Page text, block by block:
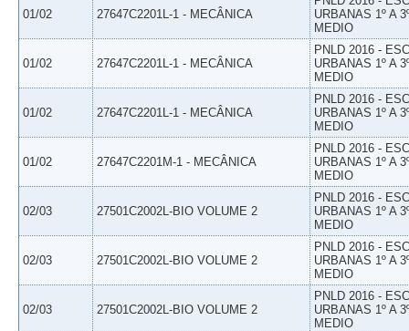
01/02 27647C2201L-1 - MECÂNICA
URBANAS 1º A
MEDIO
01/02 27647C2201L-1 - MECÂNICA
PNLD 2016 -
URBANAS 1º A
MEDIO
01/02 27647C2201L-1 - MECÂNICA
PNLD 2016 -
URBANAS 1º A
MEDIO
01/02 27647C2201M-1 - MECÂNICA
PNLD 2016 -
URBANAS 1º A
MEDIO
02/03 27501C2002L-BIO VOLUME 2
PNLD 2016 -
URBANAS 1º A
MEDIO
02/03 27501C2002L-BIO VOLUME 2
PNLD 2016 -
URBANAS 1º A
MEDIO
02/03 27501C2002L-BIO VOLUME 2
PNLD 2016 -
URBANAS 1º A
MEDIO